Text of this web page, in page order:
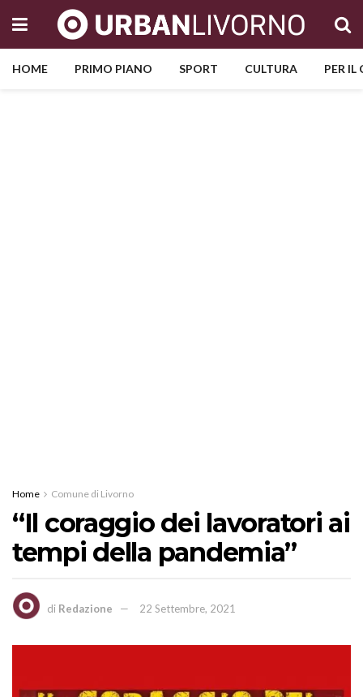
HOME PRIMO PIANO SPORT CULTURA PER
Home Comune di Livorno
“Il coraggio dei lavoratori ai
tempi della pandemia”
di Redazione 22 Settembre, 2021